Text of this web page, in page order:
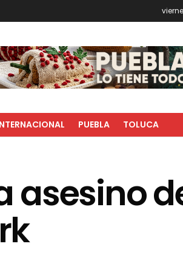
PUEBLA TOLUCA
asesino